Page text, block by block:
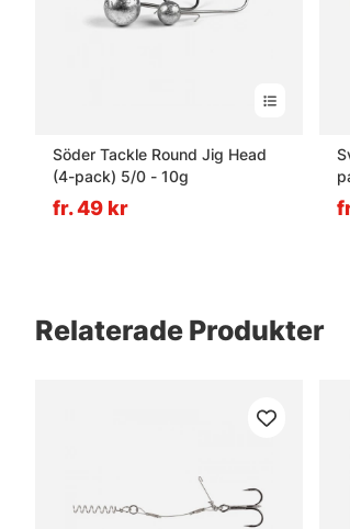
Söder Tackle Round Jig Head
(4-pack) 5/0 - 10g
fr. 49 kr
Relaterade Produkter